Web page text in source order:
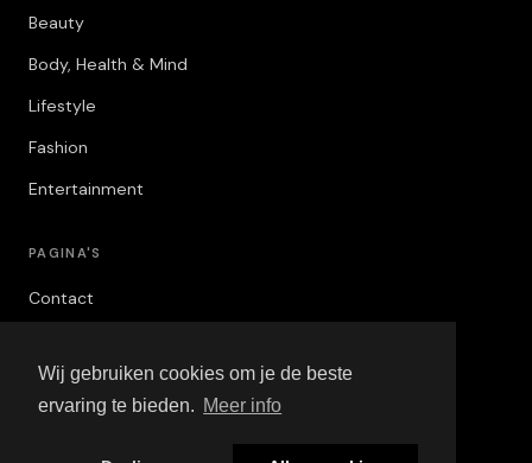
Wij gebruiken cookies om je de beste
ervaring te bieden. Meer info
Beauty
Body, Health & Mind
Lifestyle
Fashion
Entertainment
PAGINA'S
Contact
Algemene Voorwaarden
Adverteren